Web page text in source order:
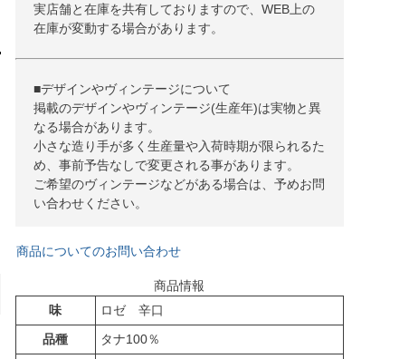
実店舗と在庫を共有しておりますので、WEB上の
在庫が変動する場合があります。
■デザインやヴィンテージについて
掲載のデザインやヴィンテージ(生産年)は実物と異
なる場合があります。
小さな造り手が多く生産量や入荷時期が限られるた
め、事前予告なしで変更される事があります。
ご希望のヴィンテージなどがある場合は、予めお問
い合わせください。
商品についてのお問い合わせ
商品情報
味
ロゼ 辛口
品種
タナ100％